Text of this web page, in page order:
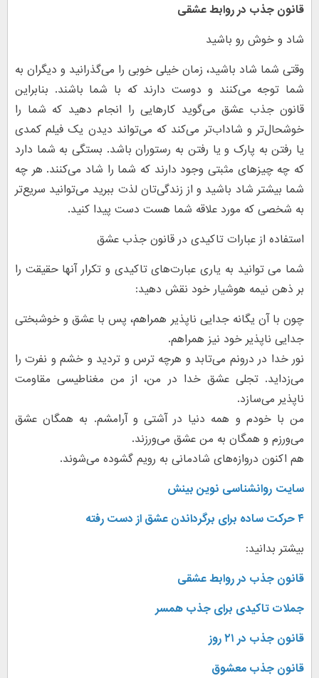
قانون جذب در روابط عشقی
شاد و خوش رو باشید
وقتی شما شاد باشید، زمان خیلی خوبی را می‌گذرانید و دیگران به
شما توجه می‌کنند و دوست دارند که با شما باشند. بنابراین
قانون جذب عشق می‌گوید کارهایی را انجام دهید که شما را
خوشحال‌تر و شاداب‌تر می‌کند که می‌تواند دیدن یک فیلم کمدی
یا رفتن به پارک و یا رفتن به رستوران باشد. بستگی به شما دارد
که چه چیزهای مثبتی وجود دارند که شما را شاد می‌کنند. هر چه
شما بیشتر شاد باشید و از زندگی‌تان لذت ببرید می‌توانید سریع‌تر
به شخصی که مورد علاقه شما هست دست پیدا کنید.
استفاده از عبارات تاکیدی در قانون جذب عشق
شما می توانید به یاری عبارت‌های تاکیدی و تکرار آنها حقیقت را
بر ذهن نیمه هوشیار خود نقش دهید:
چون با آن یگانه جدایی ناپذیر همراهم، پس با عشق و خوشبختی
جدایی ناپذیر خود نیز همراهم.
نور خدا در درونم می‌تابد و هرچه ترس و تردید و خشم و نفرت را
می‌زداید. تجلی عشق خدا در من، از من مغناطیسی مقاومت
ناپذیر می‌سازد.
من با خودم و همه دنیا در آشتی و آرامشم. به همگان عشق
می‌ورزم و همگان به من عشق می‌ورزند.
هم اکنون دروازه‌های شادمانی به رویم گشوده می‌شوند.
سایت روانشناسی نوین بینش
۴ حرکت ساده برای برگرداندن عشق از دست رفته
بیشتر بدانید:
قانون جذب در روابط عشقی
جملات تاکیدی برای جذب همسر
قانون جذب در ۲۱ روز
قانون جذب معشوق